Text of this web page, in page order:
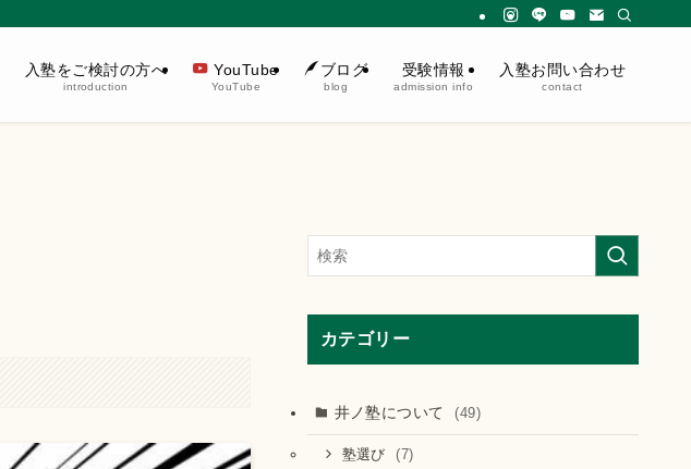
入塾をご検討の方へ
introduction
YouTube
YouTube
ブログ
blog
受験情報
admission info
入塾お問い合わせ
contact
カテゴリー
井ノ塾について (49)
塾選び (7)